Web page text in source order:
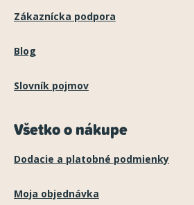
Zákaznícka podpora
Blog
Slovník pojmov
Všetko o nákupe
Dodacie a platobné podmienky
Moja objednávka